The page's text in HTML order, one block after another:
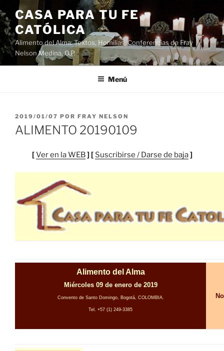
Saltar
al
contenido
CASA PARA TU FE
CATÓLICA
Alimento del Alma: Textos, Homilias, Conferencias de Fray
Nelson Medina, O.P.
Menú
PUBLICADO
EL
2019/01/07 POR FRAY NELSON
ALIMENTO 20190109
[Ver en la WEB] [ Suscribirse / Darse de baja]
Alimento del Alma
Miércoles 09 de enero de 2019
Convento de Santo Domingo, Bogotá, COLOMBIA.
Tel. +57 (1) 249-3385